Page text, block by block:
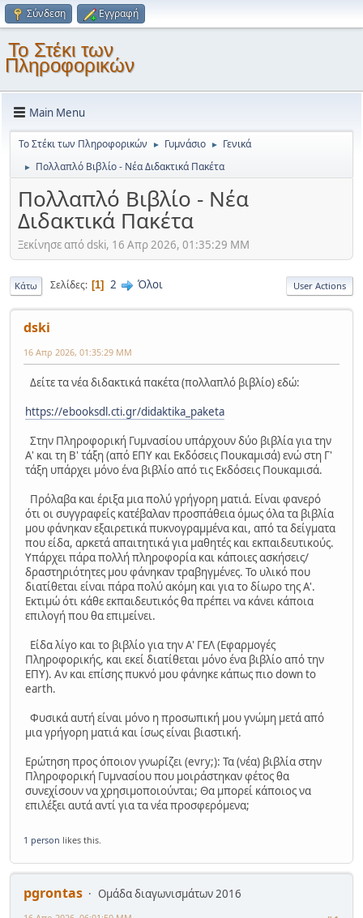
Σύνδεση Εγγραφή
Το Στέκι των
Πληροφορικών
Main Menu
Το Στέκι των Πληροφορικών ► Γυμνάσιο ► Γενικά
► Πολλαπλό Βιβλίο - Νέα Διδακτικά Πακέτα
Πολλαπλό Βιβλίο - Νέα
Διδακτικά Πακέτα
Ξεκίνησε από dski, 16 Απρ 2026, 01:35:29 ΜΜ
Κάτω Σελίδες 1 2 Όλοι User Actions
dski
16 Απρ 2026, 01:35:29 ΜΜ
Δείτε τα νέα διδακτικά πακέτα (πολλαπλό βιβλίο) εδώ:
https://ebooksdl.cti.gr/didaktika_paketa
Στην Πληροφορική Γυμνασίου υπάρχουν δύο βιβλία για την
Α' και τη Β' τάξη (από ΕΠΥ και Εκδόσεις Πουκαμισά) ενώ στη Γ'
τάξη υπάρχει μόνο ένα βιβλίο από τις Εκδόσεις Πουκαμισά.
Πρόλαβα και έριξα μια πολύ γρήγορη ματιά. Είναι φανερό
ότι οι συγγραφείς κατέβαλαν προσπάθεια όμως όλα τα βιβλία
μου φάνηκαν εξαιρετικά πυκνογραμμένα και, από τα δείγματα
που είδα, αρκετά απαιτητικά για μαθητές και εκπαιδευτικούς.
Υπάρχει πάρα πολλή πληροφορία και κάποιες ασκήσεις/
δραστηριότητες μου φάνηκαν τραβηγμένες. Το υλικό που
διατίθεται είναι πάρα πολύ ακόμη και για το δίωρο της Α'.
Εκτιμώ ότι κάθε εκπαιδευτικός θα πρέπει να κάνει κάποια
επιλογή που θα επιμείνει.
Είδα λίγο και το βιβλίο για την Α' ΓΕΛ (Εφαρμογές
Πληροφορικής, και εκεί διατίθεται μόνο ένα βιβλίο από την
ΕΠΥ). Αν και επίσης πυκνό μου φάνηκε κάπως πιο down to
earth.
Φυσικά αυτή είναι μόνο η προσωπική μου γνώμη μετά από
μια γρήγορη ματιά και ίσως είναι βιαστική.
Ερώτηση προς όποιον γνωρίζει (evry;): Τα (νέα) βιβλία στην
Πληροφορική Γυμνασίου που μοιράστηκαν φέτος θα
συνεχίσουν να χρησιμοποιούνται; Θα μπορεί κάποιος να
επιλέξει αυτά αντί για τα νέα προσφερόμενα;
1 person likes this.
pgrontas
Ομάδα διαγωνισμάτων 2016